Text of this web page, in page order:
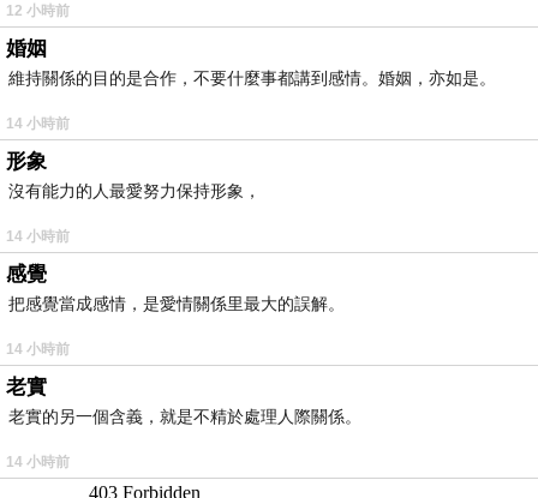
我害怕的
12 小時前
婚姻
維持關係的目的是合作，不要什麼事都講到感情。婚姻，亦如是。
14 小時前
形象
沒有能力的人最愛努力保持形象，
14 小時前
感覺
把感覺當成感情，是愛情關係里最大的誤解。
14 小時前
老實
老實的另一個含義，就是不精於處理人際關係。
14 小時前